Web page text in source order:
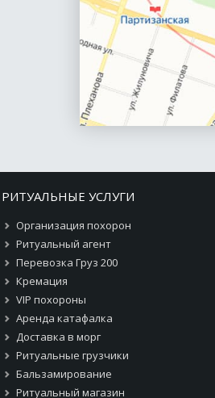
РИТУАЛЬНЫЕ УСЛУГИ
Организация похорон
Ритуальный агент
Перевозка Груз 200
Кремация
VIP похороны
Аренда катафалка
Доставка в морг
Ритуальные грузчики
Бальзамирование
Ритуальный магазин